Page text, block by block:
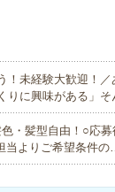
！未経験大歓迎！
りに興味がある」
・髪型自由！○応
当よりご希望条件